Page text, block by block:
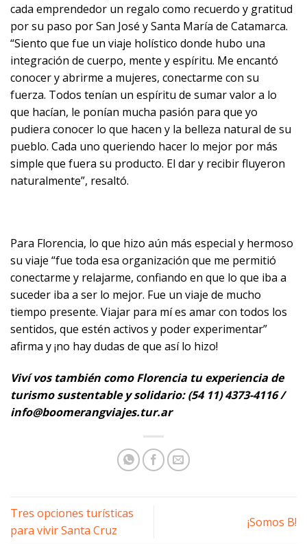
cada emprendedor un regalo como recuerdo y gratitud
por su paso por San José y Santa María de Catamarca.
“Siento que fue un viaje holístico donde hubo una
integración de cuerpo, mente y espíritu. Me encantó
conocer y abrirme a mujeres, conectarme con su
fuerza. Todos tenían un espíritu de sumar valor a lo
que hacían, le ponían mucha pasión para que yo
pudiera conocer lo que hacen y la belleza natural de su
pueblo. Cada uno queriendo hacer lo mejor por más
simple que fuera su producto. El dar y recibir fluyeron
naturalmente”, resaltó.
Para Florencia, lo que hizo aún más especial y hermoso
su viaje “fue toda esa organización que me permitió
conectarme y relajarme, confiando en que lo que iba a
suceder iba a ser lo mejor. Fue un viaje de mucho
tiempo presente. Viajar para mí es amar con todos los
sentidos, que estén activos y poder experimentar”
afirma y ¡no hay dudas de que así lo hizo!
Viví vos también como Florencia tu experiencia de
turismo sustentable y solidario: (54 11) 4373-4116 /
info@boomerangviajes.tur.ar
Tres opciones turísticas
para vivir Santa Cruz
¡Somos B!